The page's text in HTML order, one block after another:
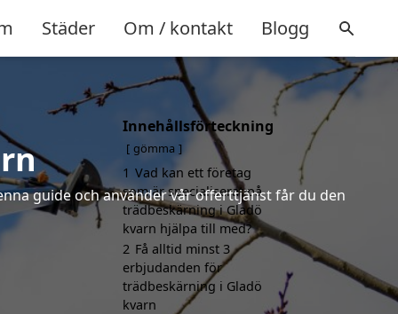
Städer Om / kontakt Blogg
guide och använder vår offerttjänst får du den
Innehållsförteckning
gömma
1 Vad kan ett företag
som är specialiserat på
trädbeskärning i Gladö
kvarn hjälpa till med?
2 Få alltid minst 3
erbjudanden för
trädbeskärning i Gladö
kvarn